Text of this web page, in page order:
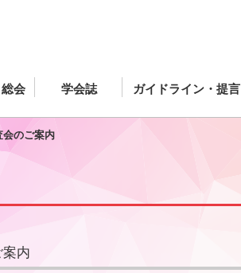
会 学会誌 ガイドライン・提言
会のご案内
内